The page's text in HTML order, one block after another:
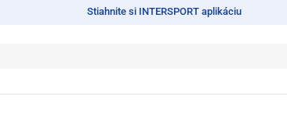
Stiahnite si INTERSPORT aplikáciu